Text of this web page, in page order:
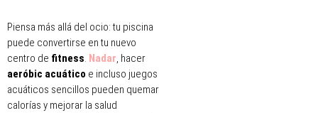
Piensa más allá del ocio: tu piscina
puede convertirse en tu nuevo
centro de fitness. Nadar, hacer
aeróbic acuático e incluso juegos
acuáticos sencillos pueden quemar
calorías y mejorar la salud